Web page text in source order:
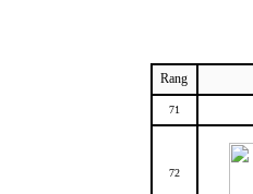
Rang
71
72